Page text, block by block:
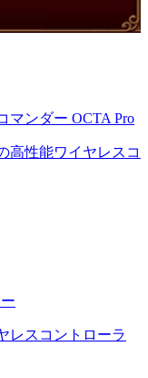
マンダー OCTA Pro
高性能ワイヤレスコ
レスコントローラ